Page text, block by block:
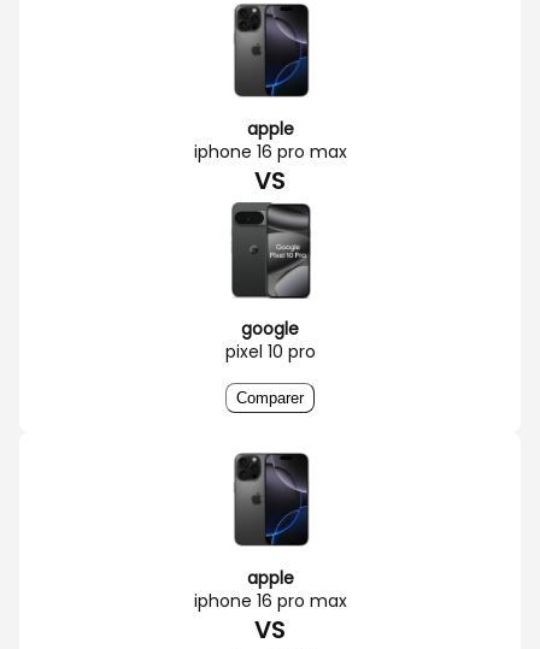
apple
iphone 16 pro max
VS
google
pixel 10 pro
Comparer
apple
iphone 16 pro max
VS